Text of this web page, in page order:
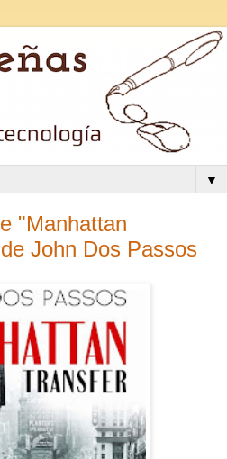
▼
"Manhattan
John Dos Passos